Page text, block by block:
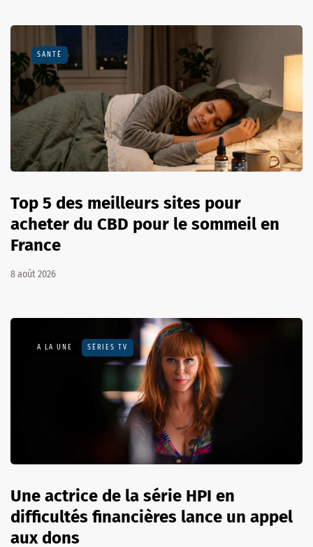
SANTÉ
Top 5 des meilleurs sites pour
acheter du CBD pour le sommeil en
France
8 août 2026
A LA UNE SÉRIES TV
Une actrice de la série HPI en
difficultés financières lance un appel
aux dons